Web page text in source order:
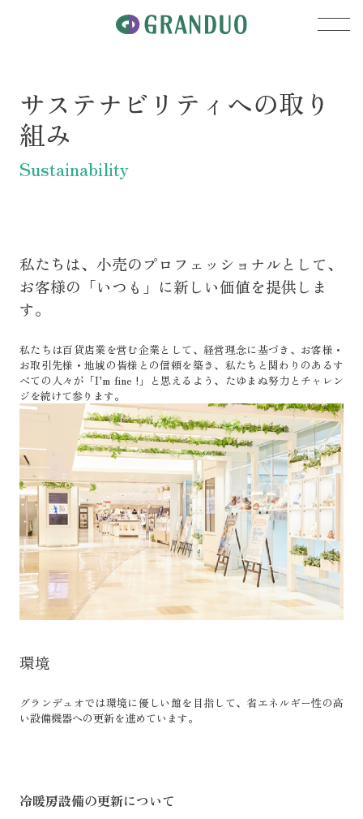
プライバシーポリシー
ソーシャルメディアポリシー
サステナビリティへの取り
組み
Sustainability
私たちは、小売のプロフェッショナルとして、
お客様の「いつも」に新しい価値を提供しま
す。
私たちは百貨店業を営む企業として、経営理念に基づき、お客様・
お取引先様・地域の皆様との信頼を築き、私たちと関わりのあるす
べての人々が「I’m fine !」と思えるよう、たゆまぬ努力とチャレン
ジを続けて参ります。
環境
グランデュオでは環境に優しい館を目指して、省エネルギー性の高
い設備機器への更新を進めています。
冷暖房設備の更新について